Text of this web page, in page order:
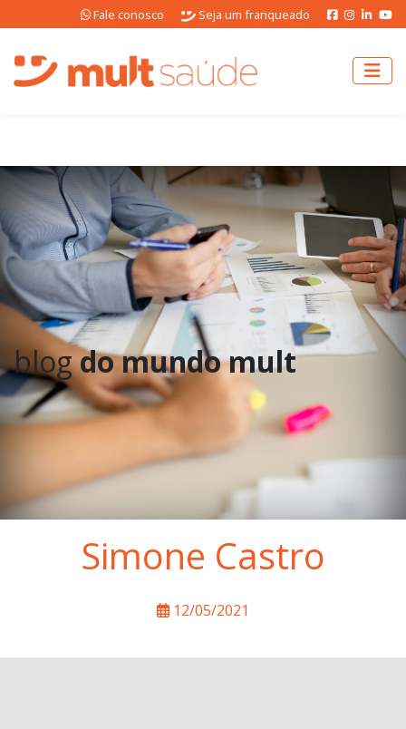
Fale conosco Seja um franqueado
blogdo mundo mult
Simone Castro
12/05/2021